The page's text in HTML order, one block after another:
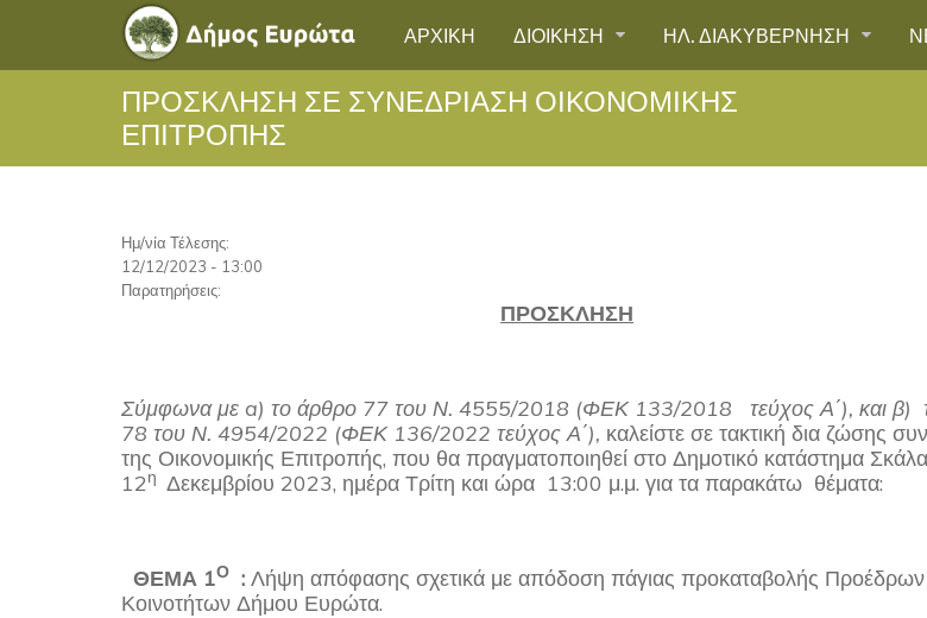
ΑΡΧΙΚΗ ΔΙΟΙΚΗΣΗ ΗΛ. ΔΙΑΚΥΒΕΡΝΗΣΗ
ΠΡΟΣΚΛΗΣΗ ΣΕ ΣΥΝΕΔΡΙΑΣΗ ΟΙΚΟΝΟΜΙΚΗΣ
ΕΠΙΤΡΟΠΗΣ
Ημ/νία Τέλεσης:
12/12/2023 - 13:00
Παρατηρήσεις:
ΠΡΟΣΚΛΗΣΗ
Σύμφωνα με a) το άρθρο 77 του Ν. 4555/2018 (ΦΕΚ 133/2018 τεύχος Α΄), και β)
78 του Ν. 4954/2022 (ΦΕΚ 136/2022 τεύχος Α΄), καλείστε σε τακτική δια ζώσης
της Οικονομικής Επιτροπής, που θα πραγματοποιηθεί στο Δημοτικό κατάστημα
12η Δεκεμβρίου 2023, ημέρα Τρίτη και ώρα 13:00 μ.μ. για τα παρακάτω θέματα:
ΘΕΜΑ 1Ο : Λήψη απόφασης σχετικά με απόδοση πάγιας προκαταβολής Προέδρων
Κοινοτήτων Δήμου Ευρώτα.